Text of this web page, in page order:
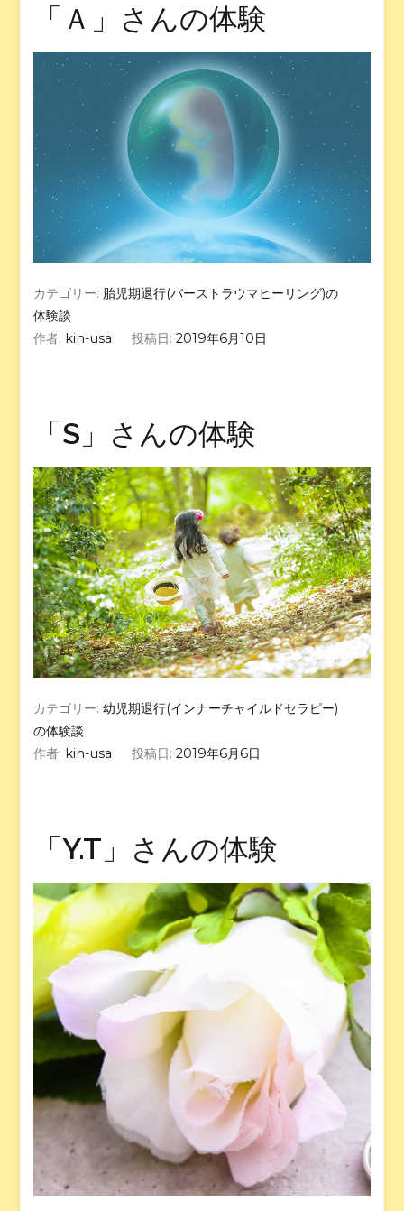
「Ａ」さんの体験
カテゴリー: 胎児期退行(バーストラウマヒーリング)の
体験談
作者: kin-usa 投稿日: 2019年6月10日
「S」さんの体験
カテゴリー:幼児期退行(インナーチャイルドセラピー)
の体験談
作者: kin-usa 投稿日: 2019年6月6日
「Y.T」さんの体験